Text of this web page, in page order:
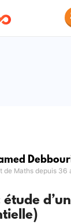
de Maths depuis 36